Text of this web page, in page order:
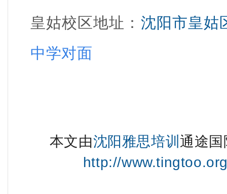
皇姑校区地址 ： 沈阳市皇姑
中学对面
本文由沈阳雅思培训 通途
http://